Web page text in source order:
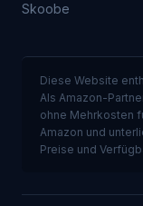
Skoobe
Diese Website
Als Amazon-
ohne Mehrkosten
Amazon und
Preise und